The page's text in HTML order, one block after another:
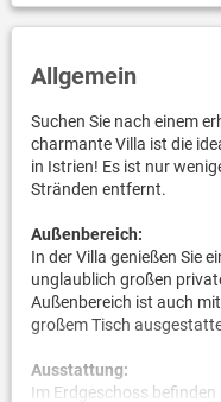
Allgemein
Suchen Sie nach einem
charmante Villa ist die
in Istrien! Es ist nur
Stränden entfernt.
Außenbereich:
In der Villa genießen Sie
unglaublich großen
Außenbereich ist auch
großem Tisch
Ausstattung:
Im Erdgeschoss befinden